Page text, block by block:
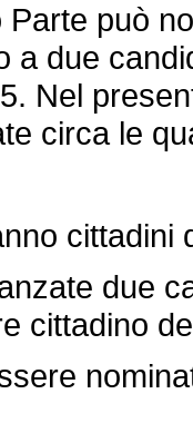
può
a due
Nel
circa le
cittadini
due
cittadino